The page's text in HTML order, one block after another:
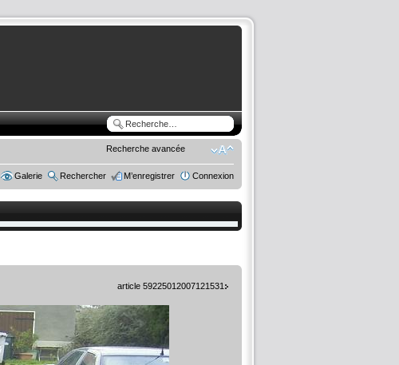
Recherche avancée
Galerie Rechercher M’enregistrer Connexion
article 59225012007121531